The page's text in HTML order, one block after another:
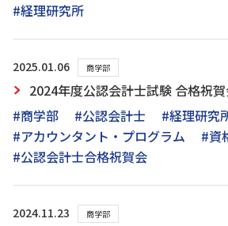
#経理研究所
2025.01.06 商学部
2024年度公認会計士試験 合格祝
#商学部
#公認会計士
#経理研究
#アカウンタント・プログラム
#資
#公認会計士合格祝賀会
2024.11.23 商学部